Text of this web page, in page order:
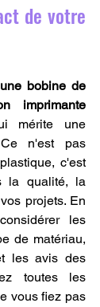
de votre
bobine de
imprimante
mérite une
Ce n'est pas
c'est
la qualité, la
projets. En
les
de matériau,
les avis des
toutes les
vous fiez pas